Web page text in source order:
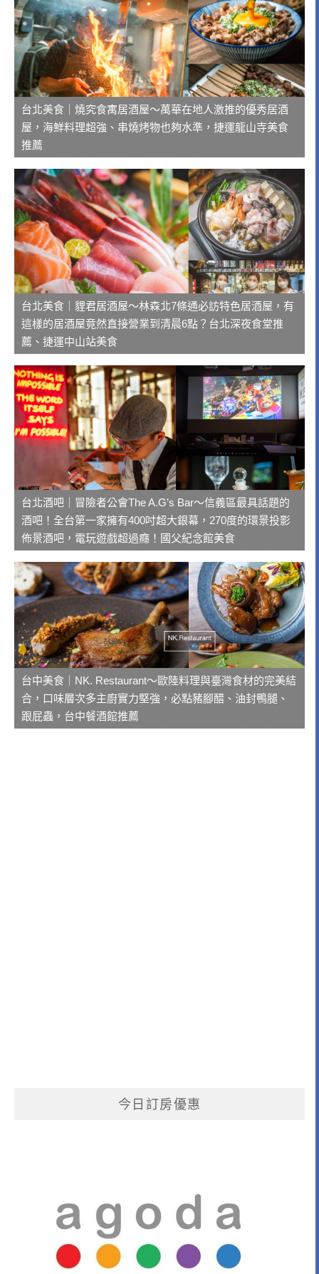
台北美食｜燒究食寓居酒屋～萬華在地人激推的優秀居酒
屋，海鮮料理超強、串燒烤物也夠水準，捷運龍山寺美食
推薦
台北美食｜貍君居酒屋～林森北7條通必訪特色居酒屋，有
這樣的居酒屋竟然直接營業到清晨6點？台北深夜食堂推
薦、捷運中山站美食
台北酒吧｜冒險者公會The A.G’s Bar～信義區最具話題的
酒吧！全台第一家擁有400吋超大銀幕，270度的環景投影
佈景酒吧，電玩遊戲超過癮！國父紀念館美食
台中美食｜NK. Restaurant～歐陸料理與臺灣食材的完美結
合，口味層次多主廚實力堅強，必點豬腳醋、油封鴨腿、
跟屁蟲，台中餐酒館推薦
今日訂房優惠